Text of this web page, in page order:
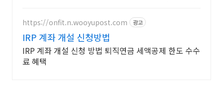
https://onfit.n.wooyupost.com 광고
IRP 계좌 개설 신청방법
IRP 계좌 개설 신청 방법 퇴직연금 세액공제 한도 수수
료 혜택